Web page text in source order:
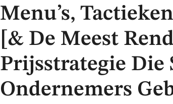
Menu’s,
[& De Meest
Prijsstrategie Die
Ondernemers